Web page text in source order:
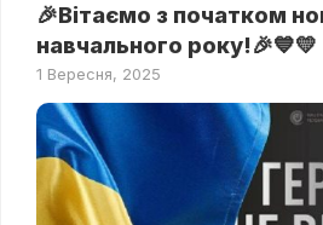
🎉Вітаємо з початком
навчального року!🎉💙💛
1 Вересня, 2025